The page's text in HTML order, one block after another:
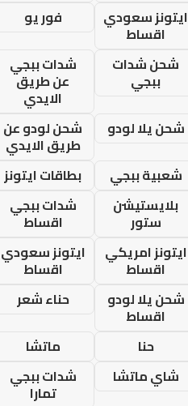
ايتونز سعودي
اقساط
فور يو
شحن شدات
ببجي
شدات ببجي
عن طريق
الايدي
شحن يلا لودو
شحن لودو عن
طريق الايدي
شعبية ببجي
بطاقات ايتونز
بلايستيشن
ستور
شدات ببجي
اقساط
ايتونز امريكي
اقساط
ايتونز سعودي
اقساط
شحن يلا لودو
اقساط
حناء شعر
حنا
ماتشا
شاي ماتشا
شدات ببجي
تمارا